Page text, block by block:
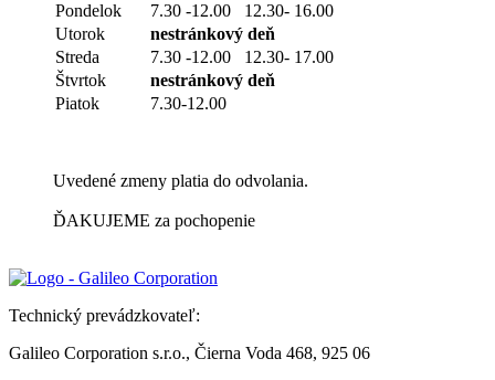
Pondelok
7.30 -12.00 12.30- 16.00
Utorok
nestránkový deň
Streda
7.30 -12.00 12.30- 17.00
Štvrtok
nestránkový deň
Piatok
7.30-12.00
Uvedené zmeny platia do odvolania.
ĎAKUJEME za pochopenie
Technický prevádzkovateľ:
Galileo Corporation s.r.o., Čierna Voda 468, 925 06